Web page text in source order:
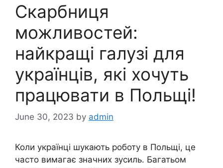
Скарбниця
можливостей:
найкращі галузі для
українців, які хочуть
працювати в Польщі!
June 30, 2023 by admin
Коли українці шукають роботу в Польщі, це
часто вимагає значних зусиль. Багатьом